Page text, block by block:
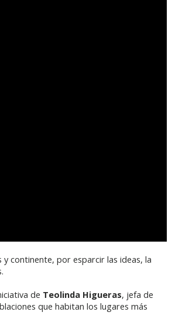
continente, por esparcir las ideas, la
de Teolinda Higueras, jefa de
que habitan los lugares más